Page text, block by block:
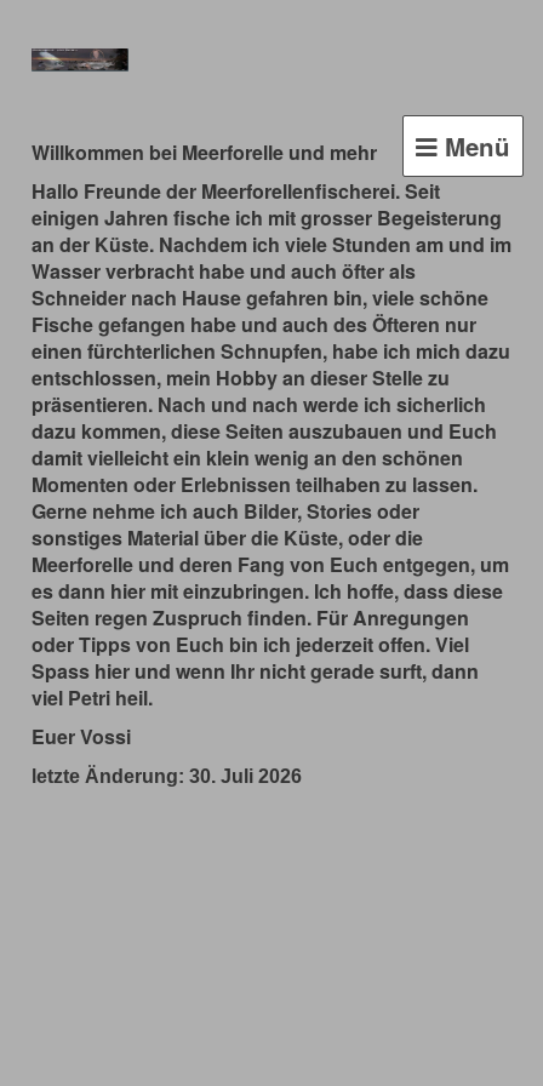
Menü
Willkommen bei Meerforelle und mehr
Hallo Freunde der Meerforellenfischerei. Seit
einigen Jahren fische ich mit grosser Begeisterung
an der Küste. Nachdem ich viele Stunden am und im
Wasser verbracht habe und auch öfter als
Schneider nach Hause gefahren bin, viele schöne
Fische gefangen habe und auch des Öfteren nur
einen fürchterlichen Schnupfen, habe ich mich dazu
entschlossen, mein Hobby an dieser Stelle zu
präsentieren. Nach und nach werde ich sicherlich
dazu kommen, diese Seiten auszubauen und Euch
damit vielleicht ein klein wenig an den schönen
Momenten oder Erlebnissen teilhaben zu lassen.
Gerne nehme ich auch Bilder, Stories oder
sonstiges Material über die Küste, oder die
Meerforelle und deren Fang von Euch entgegen, um
es dann hier mit einzubringen. Ich hoffe, dass diese
Seiten regen Zuspruch finden. Für Anregungen
oder Tipps von Euch bin ich jederzeit offen. Viel
Spass hier und wenn Ihr nicht gerade surft, dann
viel Petri heil.
Euer Vossi
letzte Änderung: 30. Juli 2026